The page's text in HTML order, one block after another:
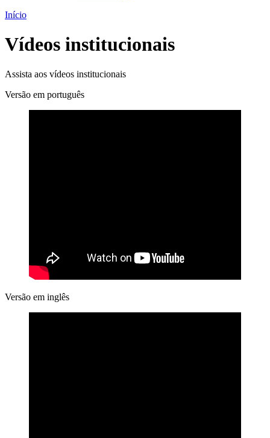
Início
Vídeos institucionais
Assista aos vídeos institucionais
Versão em português
Versão em inglês